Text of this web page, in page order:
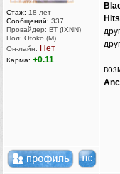
Стаж: 18 лет
Сообщений: 337
Провайдер: ВТ (IXNN)
Пол: Otoko (M)
Он-лайн: Нет
Карма: +0.11
друг
друг